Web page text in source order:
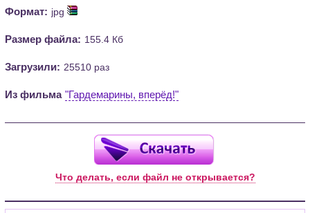
Формат: jpg
Размер файла: 155.4 Кб
Загрузили: 25510 раз
Из фильма "Гардемарины, вперёд!"
Что делать, если файл не открывается?